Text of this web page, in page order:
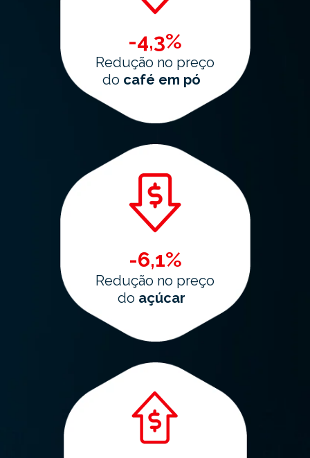
-4,3%
Redução no preço
do café em pó
-6,1%
Redução no preço
do açúcar